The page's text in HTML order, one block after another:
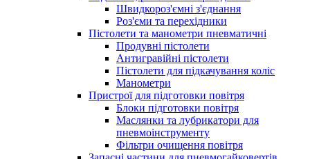
Швидкороз'ємні з'єднання
Роз'єми та перехідники
Пістолети та манометри пневматичні
Продувні пістолети
Антигравійні пістолети
Пістолети для підкачування коліс
Манометри
Пристрої для підготовки повітря
Блоки підготовки повітря
Маслянки та лубрикатори для
пневмоінструменту
Фільтри очищення повітря